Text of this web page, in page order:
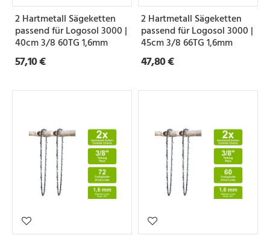
2 Hartmetall Sägeketten
passend für Logosol 3000 |
40cm 3/8 60TG 1,6mm
57,10 €
2 Hartmetall Sägeketten
passend für Logosol 3000 |
45cm 3/8 66TG 1,6mm
47,80 €
i
l
u
N
u
b